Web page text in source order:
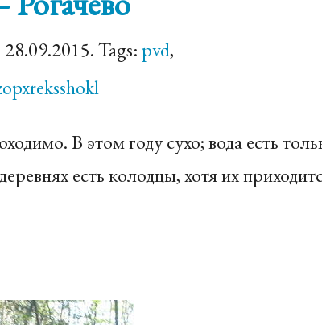
Tags: pvd,
В этом году сухо; вода есть
есть колодцы, хотя их